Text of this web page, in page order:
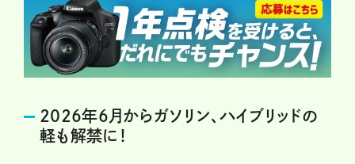
2026年6月からガソリン、ハイブリッドの
軽も解禁に！